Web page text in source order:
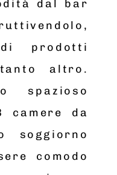
dal bar
prodotti
altro.
spazioso
camere da
soggiorno
comodo